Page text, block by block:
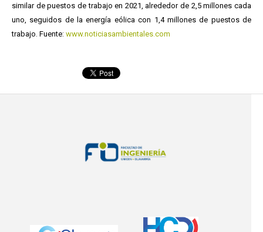
similar de puestos de trabajo en 2021, alrededor de 2,5 millones cada
uno, seguidos de la energía eólica con 1,4 millones de puestos de
trabajo. Fuente: www.noticiasambientales.com